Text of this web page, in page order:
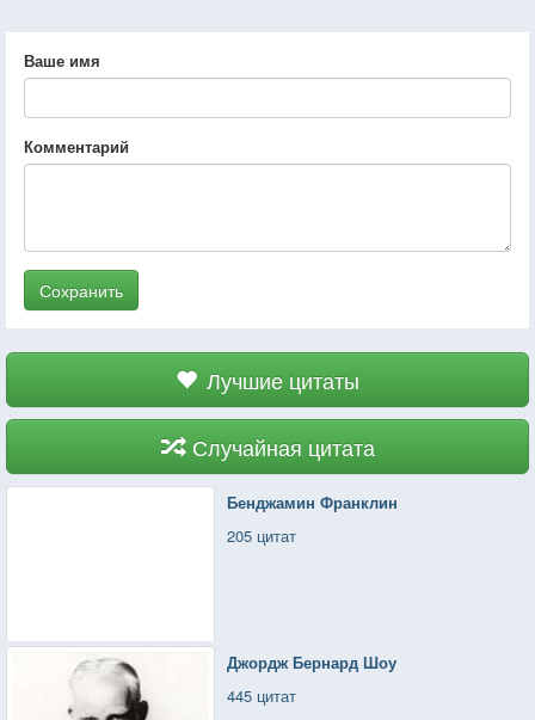
Ваше имя
Комментарий
Сохранить
Лучшие цитаты
Случайная цитата
Бенджамин Франклин
205 цитат
Джордж Бернард Шоу
445 цитат